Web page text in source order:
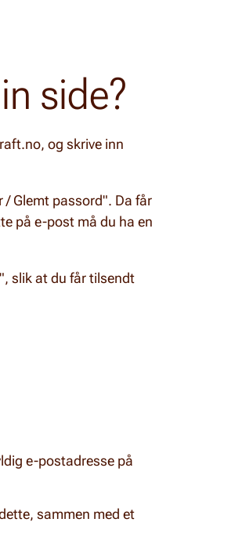
side?
og skrive inn
/ Glemt passord". Da får
på e-post må du ha en
slik at du får tilsendt
e-postadresse på
sammen med et